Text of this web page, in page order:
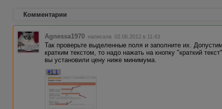
Комментарии
Agnessa1970 написала 02.06.2012 в 11:43
Так проверьте выделенные поля и заполните их.
кратким текстом, то надо нажать на кнопку "краткий
вы установили цену ниже минимума.
#1.1